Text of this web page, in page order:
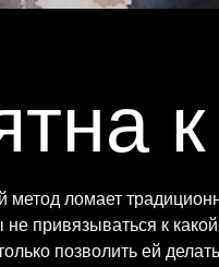
к
метод ломает
не привязываться к
позволить ей